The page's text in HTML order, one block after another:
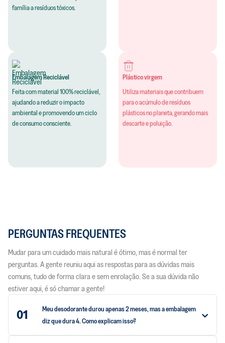
família a resíduos tóxicos.
Embalagem Reciclável
Feita com material 100% reciclável,
ajudando a reduzir o impacto
ambiental e promovendo um ciclo
de consumo consciente.
Plástico virgem
Utiliza materiais que contribuem
para o acúmulo de resíduos
plásticos no planeta, gerando mais
descarte e poluição.
PERGUNTAS FREQUENTES
Mudar para um cuidado mais natural é ótimo, mas é normal ter
perguntas. A gente reuniu aqui as respostas para as dúvidas mais
comuns, tudo de forma clara e sem enrolação. Se a sua dúvida não
estiver aqui, é só chamar a gente!
01
Meu desodorante durou apenas 2 meses, mas a embalagem
diz que dura 4. Como explicam isso?